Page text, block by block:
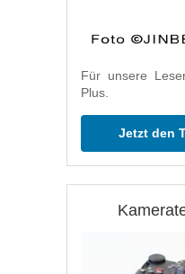
Für unsere
Plus.
Jetzt den